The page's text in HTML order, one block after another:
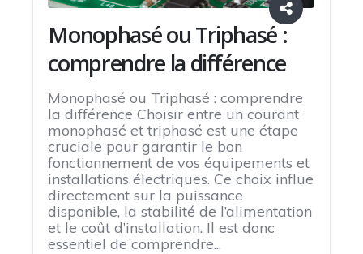
Monophasé ou Triphasé :
comprendre la différence
Monophasé ou Triphasé : comprendre
la différence Choisir entre un courant
monophasé et triphasé est une étape
cruciale pour garantir le bon
fonctionnement de vos équipements et
installations électriques. Ce choix influe
directement sur la puissance
disponible, la stabilité de l’alimentation
et le coût d’installation. Il est donc
essentiel de comprendre...